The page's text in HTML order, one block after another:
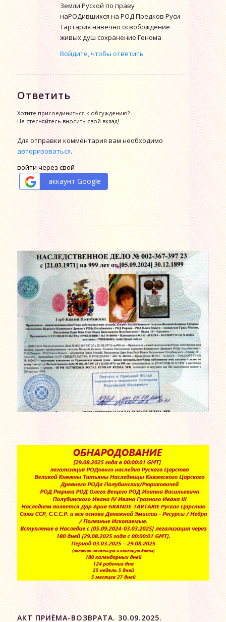
Земли Руской по праву
наРОДившихся на РОД Предков Руси
Тартария навечно освобождение
живых душ сохранение Генома
Войдите, чтобы ответить
Ответить
Хотите присоединиться к обсуждению?
Не стесняйтесь вносить свой вклад!
Для отправки комментария вам необходимо
авторизоваться.
войти через свой
аккаунт Google
АКТ ПРИЁМА-ВОЗВРАТА. 30.09.2025.